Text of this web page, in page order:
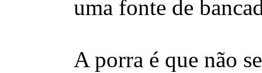
uma fonte de
A porra é que não